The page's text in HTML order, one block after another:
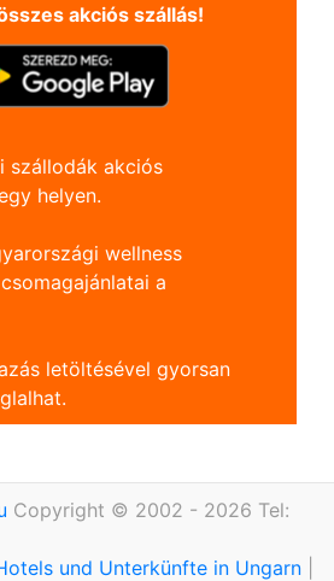
akciós szállás!
szállodák akciós
helyen.
wellness
a
letöltésével gyorsan
Copyright © 2002 - 2026 Tel:
und Unterkünfte in Ungarn